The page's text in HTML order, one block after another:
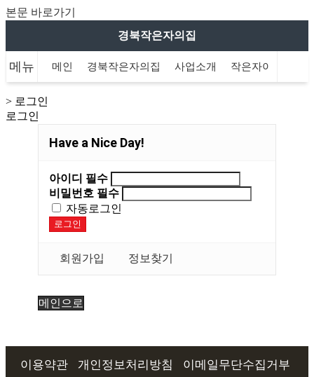
본문 바로가기
경북작은자의집
메뉴 메인 경북작은자의집 사업소개 작은자이야기
> 로그인
로그인
Have a Nice Day!
아이디 필수
비밀번호 필수
자동로그인
로그인
회원가입 정보찾기
메인으로
이용약관 개인정보처리방침 이메일무단수집거부